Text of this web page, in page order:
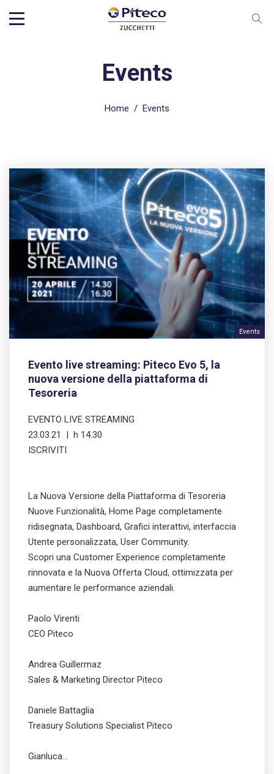
Events
Home / Events
Events
Evento live streaming: Piteco Evo 5, la
nuova versione della piattaforma di
Tesoreria
EVENTO LIVE STREAMING
23.03.21 | h 14.30
ISCRIVITI
La Nuova Versione della Piattaforma di Tesoreria
Nuove Funzionalità, Home Page completamente
ridisegnata, Dashboard, Grafici interattivi, interfaccia
Utente personalizzata, User Community.
Scopri una Customer Experience completamente
rinnovata e la Nuova Offerta Cloud, ottimizzata per
aumentare le performance aziendali.
Paolo Virenti
CEO Piteco
Andrea Guillermaz
Sales & Marketing Director Piteco
Daniele Battaglia
Treasury Solutions Specialist Piteco
Gianluca…